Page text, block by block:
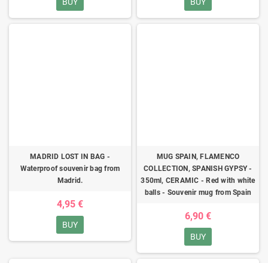
MADRID LOST IN BAG -
Waterproof souvenir bag from
Madrid.
4,95 €
BUY
MUG SPAIN, FLAMENCO
COLLECTION, SPANISH GYPSY -
350ml, CERAMIC - Red with white
balls - Souvenir mug from Spain
6,90 €
BUY